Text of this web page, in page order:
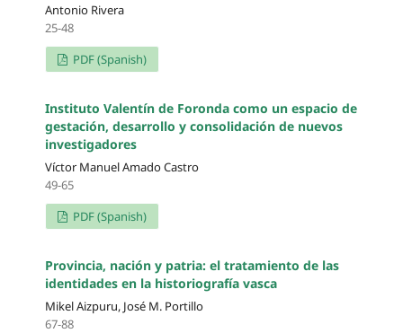
Antonio Rivera
25-48
PDF (Spanish)
Instituto Valentín de Foronda como un espacio de
gestación, desarrollo y consolidación de nuevos
investigadores
Víctor Manuel Amado Castro
49-65
PDF (Spanish)
Provincia, nación y patria: el tratamiento de las
identidades en la historiografía vasca
Mikel Aizpuru, José M. Portillo
67-88